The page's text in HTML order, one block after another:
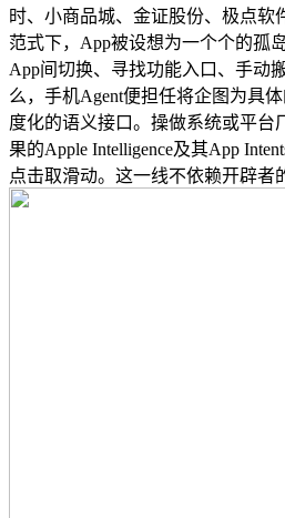
时、小商品城、金证股份、极点
范式下，App被设想为一个个的孤
App间切换、寻找功能入口、手动
么，手机Agent便担任将企图为具
度化的语义接口。操做系统或平台
果的Apple Intelligence及其App
点击取滑动。这一线不依赖开辟者